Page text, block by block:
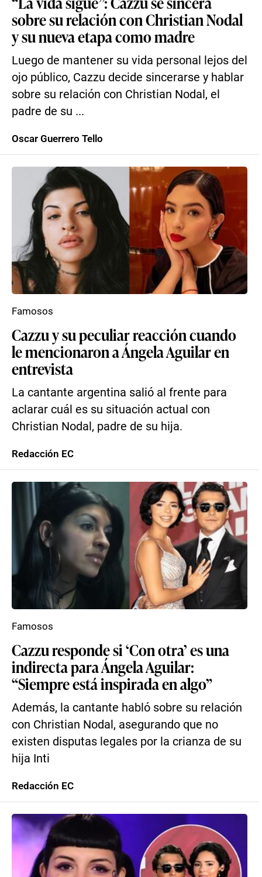
sobre su relación con Christian Nodal
y su nueva etapa como madre
Luego de mantener su vida personal lejos del
ojo público, Cazzu decide sincerarse y hablar
sobre su relación con Christian Nodal, el
padre de su ...
Oscar Guerrero Tello
Cazzu y su peculiar reacción cuando
le mencionaron a Ángela Aguilar en
entrevista
La cantante argentina salió al frente para
aclarar cuál es su situación actual con
Christian Nodal, padre de su hija.
Famosos
Redacción EC
Cazzu responde si ‘Con otra’ es una
indirecta para Ángela Aguilar:
“Siempre está inspirada en algo”
Además, la cantante habló sobre su relación
con Christian Nodal, asegurando que no
existen disputas legales por la crianza de su
hija Inti
Famosos
Redacción EC